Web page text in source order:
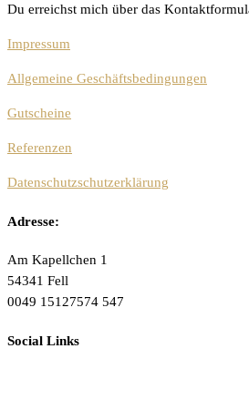
Du erreichst mich über das
Impressum
Allgemeine Geschäftsbedingungen
Gutscheine
Referenzen
Datenschutzschutzerklärung
Adresse:
Am Kapellchen 1
54341 Fell
0049 15127574 547
Social Links